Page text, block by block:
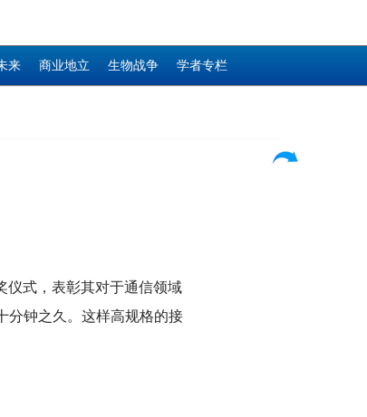
来 商业地立 生物战争 学者专栏
仪式，表彰其对于通信领域
分钟之久。这样高规格的接